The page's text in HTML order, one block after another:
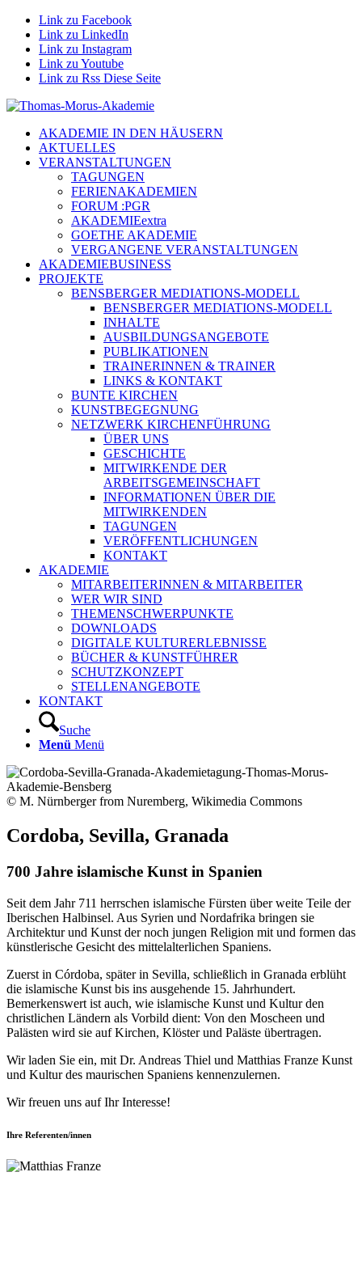
Link zu Facebook
Link zu LinkedIn
Link zu Instagram
Link zu Youtube
Link zu Rss Diese Seite
AKADEMIE IN DEN HÄUSERN
AKTUELLES
VERANSTALTUNGEN
TAGUNGEN
FERIENAKADEMIEN
FORUM :PGR
AKADEMIEextra
GOETHE AKADEMIE
VERGANGENE VERANSTALTUNGEN
AKADEMIEBUSINESS
PROJEKTE
BENSBERGER MEDIATIONS-MODELL
BENSBERGER MEDIATIONS-MODELL
INHALTE
AUSBILDUNGSANGEBOTE
PUBLIKATIONEN
TRAINERINNEN & TRAINER
LINKS & KONTAKT
BUNTE KIRCHEN
KUNSTBEGEGNUNG
NETZWERK KIRCHENFÜHRUNG
ÜBER UNS
GESCHICHTE
MITWIRKENDE DER
ARBEITSGEMEINSCHAFT
INFORMATIONEN ÜBER DIE
MITWIRKENDEN
TAGUNGEN
VERÖFFENTLICHUNGEN
KONTAKT
AKADEMIE
MITARBEITERINNEN & MITARBEITER
WER WIR SIND
THEMENSCHWERPUNKTE
DOWNLOADS
DIGITALE KULTURERLEBNISSE
BÜCHER & KUNSTFÜHRER
SCHUTZKONZEPT
STELLENANGEBOTE
KONTAKT
Suche
Menü Menü
© M. Nürnberger from Nuremberg, Wikimedia Commons
Cordoba, Sevilla, Granada
700 Jahre islamische Kunst in Spanien
Seit dem Jahr 711 herrschen islamische Fürsten über weite Teile der
Iberischen Halbinsel. Aus Syrien und Nordafrika bringen sie
Architektur und Kunst der noch jungen Religion mit und formen das
künstlerische Gesicht des mittelalterlichen Spaniens.
Zuerst in Córdoba, später in Sevilla, schließlich in Granada erblüht
die islamische Kunst bis ins ausgehende 15. Jahrhundert.
Bemerkenswert ist auch, wie islamische Kunst und Kultur den
christlichen Ländern als Vorbild dient: Von den Moscheen und
Palästen wird sie auf Kirchen, Klöster und Paläste übertragen.
Wir laden Sie ein, mit Dr. Andreas Thiel und Matthias Franze Kunst
und Kultur des maurischen Spaniens kennenzulernen.
Wir freuen uns auf Ihr Interesse!
Ihre Referenten/innen